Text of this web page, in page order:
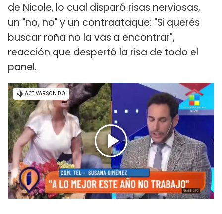
de Nicole, lo cual disparó risas nerviosas,
un "no, no" y un contraataque: "Si querés
buscar roña no la vas a encontrar",
reacción que despertó la risa de todo el
panel.